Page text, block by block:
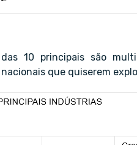
10 principais são
que quiserem